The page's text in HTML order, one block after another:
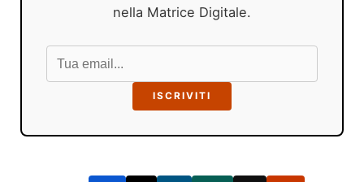
nella Matrice Digitale.
ISCRIVITI